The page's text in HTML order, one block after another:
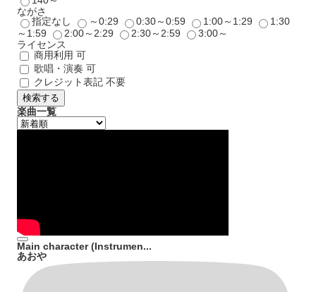
ながさ
指定なし
～0:29 0:30～0:59 1:00～1:29
1:30
～1:59
2:00～2:29 2:30～2:59
3:00～
ライセンス
商用利用 可
歌唱・演奏 可
クレジット表記 不要
検索する
楽曲一覧
Main character (Instrumen...
あおや